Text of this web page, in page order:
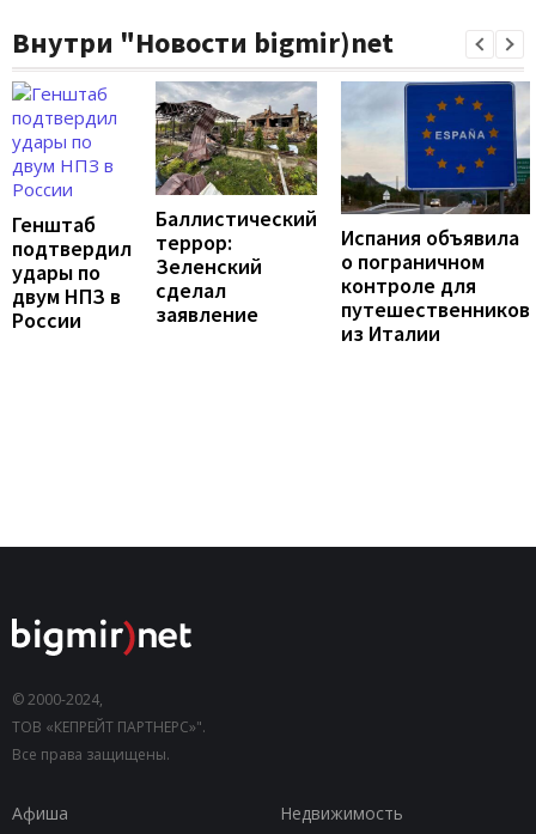
Внутри "Новости bigmir)net
Генштаб
подтвердил
удары по
двум НПЗ в
России
Баллистический
террор:
Зеленский
сделал
заявление
Испания объявила
о пограничном
контроле для
путешественников
из Италии
© 2000-2024,
ТОВ «КЕПРЕЙТ ПАРТНЕРС»".
Все права защищены.
Афиша
Недвижимость